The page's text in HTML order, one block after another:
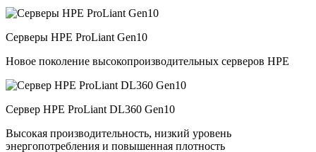
Серверы HPE ProLiant Gen10
Новое поколение высокопроизводительных серверов HPE
Сервер HPE ProLiant DL360 Gen10
Высокая производительность, низкий уровень
энергопотребления и повышенная плотность